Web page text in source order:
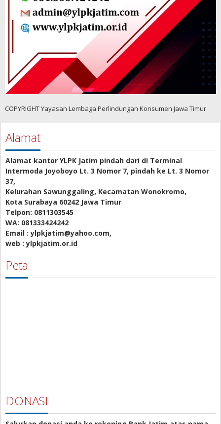
COPYRIGHT Yayasan Lembaga Perlindungan Konsumen Jawa Timur
Alamat
Alamat kantor YLPK Jatim pindah dari di Terminal
Intermoda Joyoboyo Lt. 3 Nomor 7, pindah ke Lt. 3 Nomor
37,
Kelurahan Sawunggaling, Kecamatan Wonokromo,
Kota Surabaya 60242 Jawa Timur
Telpon: 0811303545
WA: 081333424242
Email : ylpkjatim@yahoo.com,
web : ylpkjatim.or.id
Peta
DONASI